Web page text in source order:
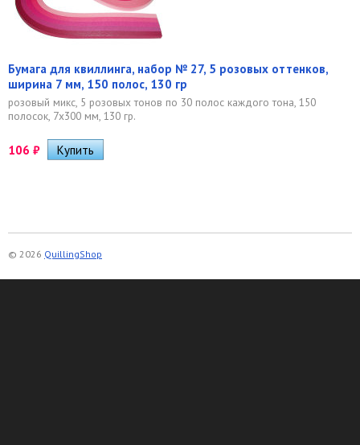
Бумага для квиллинга, набор № 27, 5 розовых оттенков,
ширина 7 мм, 150 полос, 130 гр
розовый микс, 5 розовых тонов по 30 полос каждого тона, 150
полосок, 7х300 мм, 130 гр.
106 ₽
© 2026 QuillingShop